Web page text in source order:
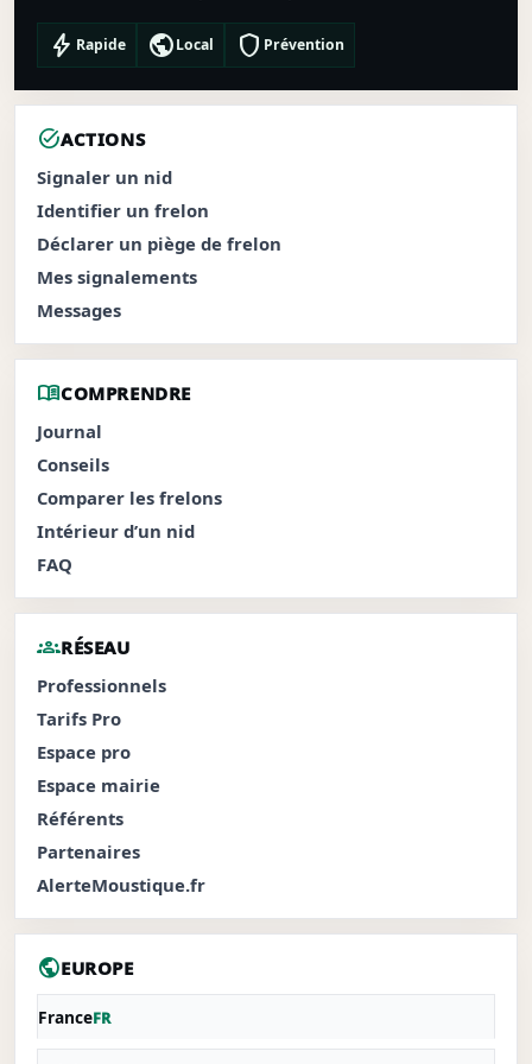
bolt Rapide publicLocal shield Prévention
task_altACTIONS
Signaler un nid
Identifier un frelon
Déclarer un piège de frelon
Mes signalements
Messages
menu_bookCOMPRENDRE
Journal
Conseils
Comparer les frelons
Intérieur d’un nid
FAQ
groupsRÉSEAU
Professionnels
Tarifs Pro
Espace pro
Espace mairie
Référents
Partenaires
AlerteMoustique.fr
publicEUROPE
FranceFR